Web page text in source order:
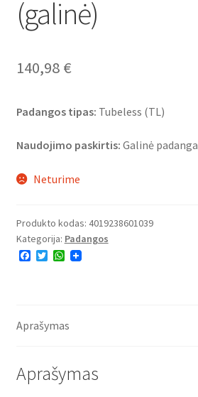
(galinė)
140,98 €
Padangos tipas: Tubeless (TL)
Naudojimo paskirtis: Galinė padanga
Neturime
Produkto kodas: 4019238601039
Kategorija: Padangos
F
o
T
r
W
p
Aprašymas
Aprašymas